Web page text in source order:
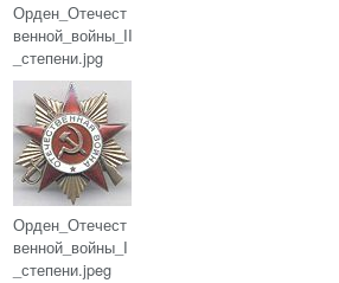
Орден_Отечест
венной_войны_II
_степени.jpg
Орден_Отечест
венной_войны_I
_степени.jpeg